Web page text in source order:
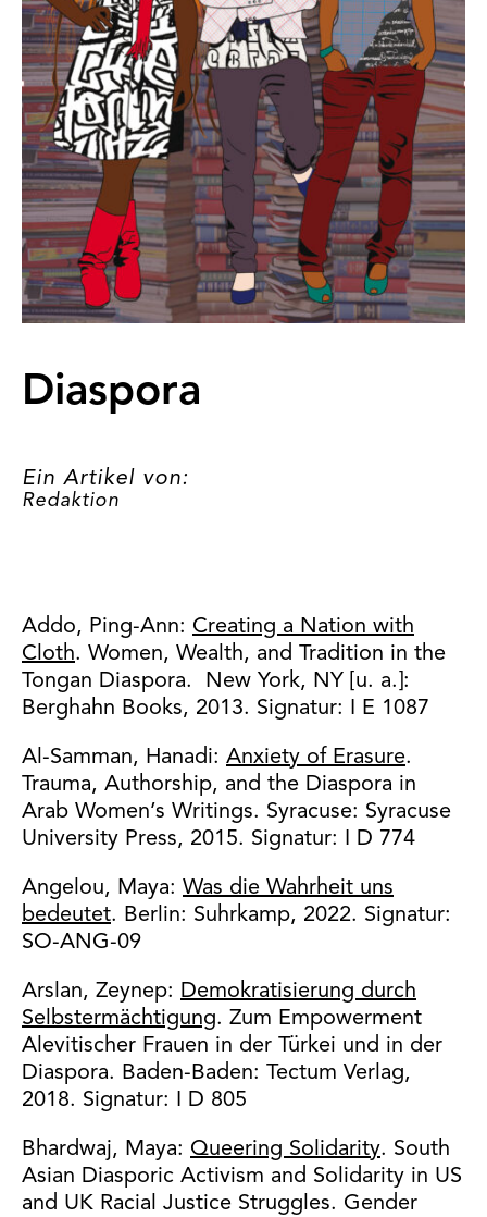
Diaspora
Ein Artikel von:
Redaktion
Addo, Ping-Ann: Creating a Nation with
Cloth. Women, Wealth, and Tradition in the
Tongan Diaspora. New York, NY [u. a.]:
Berghahn Books, 2013. Signatur: I E 1087
Al-Samman, Hanadi: Anxiety of Erasure.
Trauma, Authorship, and the Diaspora in
Arab Women’s Writings. Syracuse: Syracuse
University Press, 2015. Signatur: I D 774
Angelou, Maya: Was die Wahrheit uns
bedeutet. Berlin: Suhrkamp, 2022. Signatur:
SO-ANG-09
Arslan, Zeynep: Demokratisierung durch
Selbstermächtigung. Zum Empowerment
Alevitischer Frauen in der Türkei und in der
Diaspora. Baden-Baden: Tectum Verlag,
2018. Signatur: I D 805
Bhardwaj, Maya: Queering Solidarity. South
Asian Diasporic Activism and Solidarity in US
and UK Racial Justice Struggles. Gender